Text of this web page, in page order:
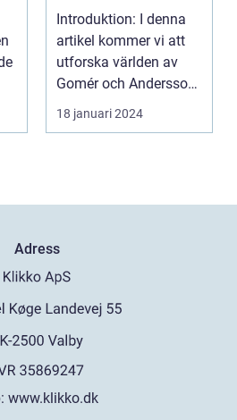
Översikt
Introduktion: I denna
artikel kommer vi att
utforska världen av
Gomér och Andersson
konst, dess olik...
18 januari 2024
Adress
www.klikko.dk